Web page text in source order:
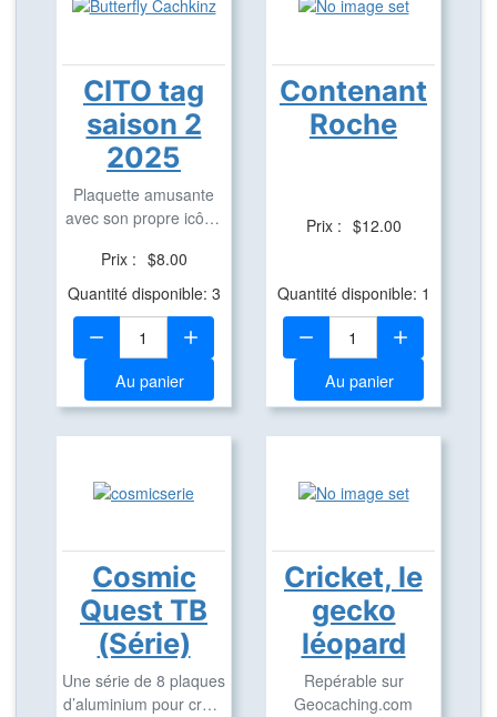
CITO tag
saison 2
2025
Plaquette amusante
avec son propre icône
Prix : $8.00
Quantité disponible: 3
Quantité:
Au panier
Contenant
Roche
Prix : $12.00
Quantité disponible: 1
Quantité:
Au panier
Cosmic
Quest TB
(Série)
Une série de 8 plaques
d’aluminium pour créer
Cricket, le
gecko
léopard
Repérable sur
Geocaching.com